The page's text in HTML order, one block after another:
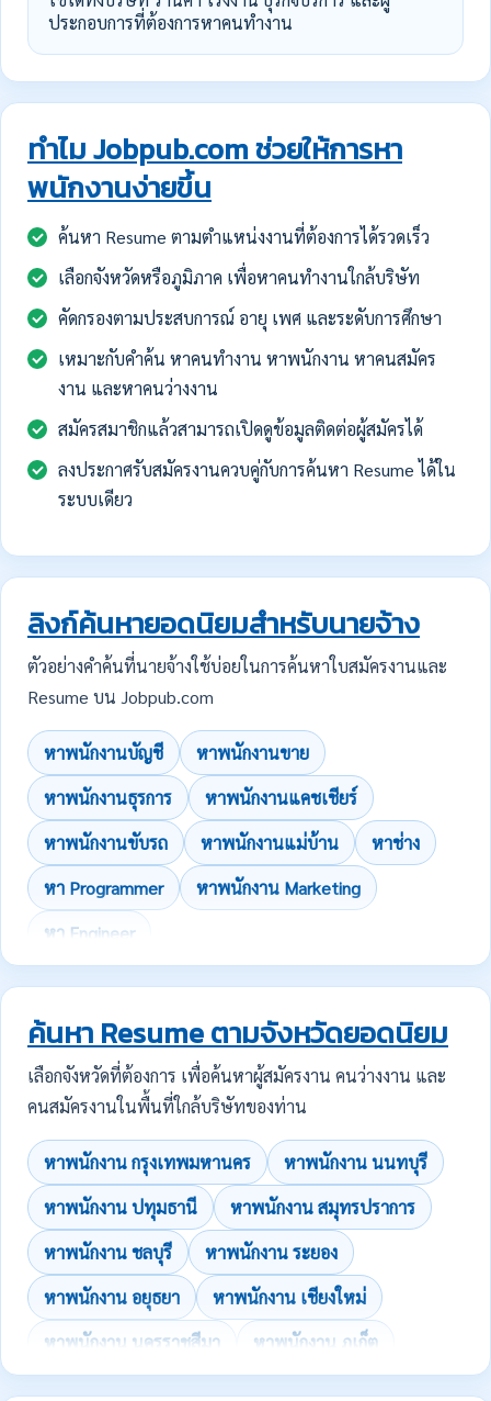
ประกอบการที่ต้องการหาคนทำงาน
ทำไม Jobpub.com ช่วยให้การหา
พนักงานง่ายขึ้น
ค้นหา Resume ตามตำแหน่งงานที่ต้องการได้รวดเร็ว
เลือกจังหวัดหรือภูมิภาค เพื่อหาคนทำงานใกล้บริษัท
คัดกรองตามประสบการณ์ อายุ เพศ และระดับการศึกษา
เหมาะกับคำค้น หาคนทำงาน หาพนักงาน หาคนสมัคร
งาน และหาคนว่างงาน
สมัครสมาชิกแล้วสามารถเปิดดูข้อมูลติดต่อผู้สมัครได้
ลงประกาศรับสมัครงานควบคู่กับการค้นหา Resume ได้ใน
ระบบเดียว
ลิงก์ค้นหายอดนิยมสำหรับนายจ้าง
ตัวอย่างคำค้นที่นายจ้างใช้บ่อยในการค้นหาใบสมัครงานและ
Resume บน Jobpub.com
หาพนักงานบัญชี
หาพนักงานขาย
หาพนักงานธุรการ
หาพนักงานแคชเชียร์
หาพนักงานขับรถ
หาพนักงานแม่บ้าน
หาช่าง
หา Programmer
หาพนักงาน Marketing
หา Engineer
ค้นหา Resume ตามจังหวัดยอดนิยม
เลือกจังหวัดที่ต้องการ เพื่อค้นหาผู้สมัครงาน คนว่างงาน และ
คนสมัครงานในพื้นที่ใกล้บริษัทของท่าน
หาพนักงาน กรุงเทพมหานคร
หาพนักงาน นนทบุรี
หาพนักงาน ปทุมธานี
หาพนักงาน สมุทรปราการ
หาพนักงาน ชลบุรี
หาพนักงาน ระยอง
หาพนักงาน อยุธยา
หาพนักงาน เชียงใหม่
หาพนักงาน นครราชสีมา
หาพนักงาน ภูเก็ต